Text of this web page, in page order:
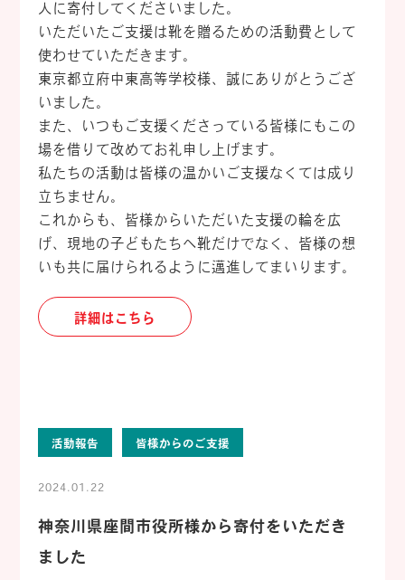
人に寄付してくださいました。
いただいたご支援は靴を贈るための活動費として
使わせていただきます。
東京都立府中東高等学校様、誠にありがとうござ
いました。
また、いつもご支援くださっている皆様にもこの
場を借りて改めてお礼申し上げます。
私たちの活動は皆様の温かいご支援なくては成り
立ちません。
これからも、皆様からいただいた支援の輪を広
げ、現地の子どもたちへ靴だけでなく、皆様の想
いも共に届けられるように邁進してまいります。
詳細はこちら
活動報告 皆様からのご支援
2024.01.22
神奈川県座間市役所様から寄付をいただき
ました